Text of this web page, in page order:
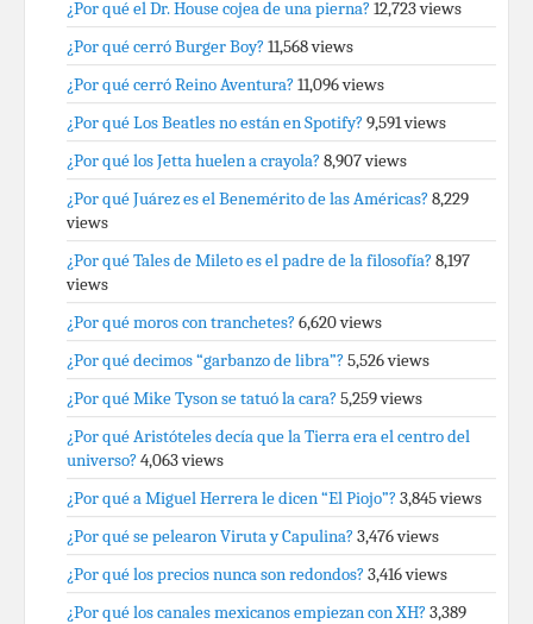
¿Por qué el Dr. House cojea de una pierna? 12,723 views
¿Por qué cerró Burger Boy? 11,568 views
¿Por qué cerró Reino Aventura? 11,096 views
¿Por qué Los Beatles no están en Spotify? 9,591 views
¿Por qué los Jetta huelen a crayola? 8,907 views
¿Por qué Juárez es el Benemérito de las Américas? 8,229
views
¿Por qué Tales de Mileto es el padre de la filosofía? 8,197
views
¿Por qué moros con tranchetes? 6,620 views
¿Por qué decimos “garbanzo de libra”? 5,526 views
¿Por qué Mike Tyson se tatuó la cara? 5,259 views
¿Por qué Aristóteles decía que la Tierra era el centro del
universo? 4,063 views
¿Por qué a Miguel Herrera le dicen “El Piojo”? 3,845 views
¿Por qué se pelearon Viruta y Capulina? 3,476 views
¿Por qué los precios nunca son redondos? 3,416 views
¿Por qué los canales mexicanos empiezan con XH? 3,389